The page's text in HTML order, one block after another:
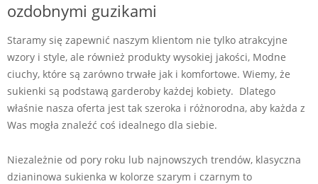
ozdobnymi guzikami
Staramy się zapewnić naszym klientom nie tylko atrakcyjne
wzory i style, ale również produkty wysokiej jakości, Modne
ciuchy, które są zarówno trwałe jak i komfortowe. Wiemy, że
sukienki są podstawą garderoby każdej kobiety. Dlatego
właśnie nasza oferta jest tak szeroka i różnorodna, aby każda z
Was mogła znaleźć coś idealnego dla siebie.
Niezależnie od pory roku lub najnowszych trendów, klasyczna
dzianinowa sukienka w kolorze szarym i czarnym to